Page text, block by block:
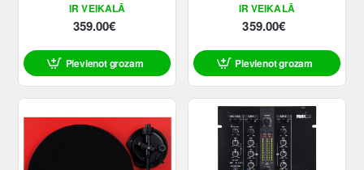
IR VEIKALĀ
359.00€
Pievienot grozam
IR VEIKALĀ
359.00€
Pievienot grozam